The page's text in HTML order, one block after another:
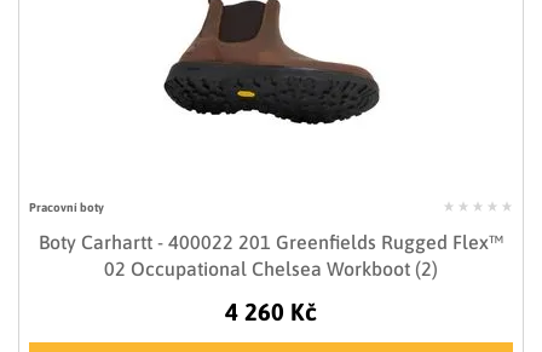
Pracovní boty
Boty Carhartt - 400022 201 Greenfields Rugged Flex™
02 Occupational Chelsea Workboot (2)
4 260 Kč